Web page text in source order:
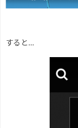
すると…